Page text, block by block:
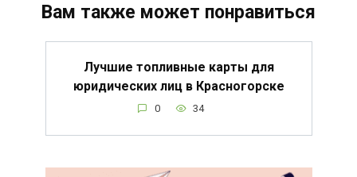
Вам также может понравиться
Лучшие топливные карты для
юридических лиц в Красногорске
0 34